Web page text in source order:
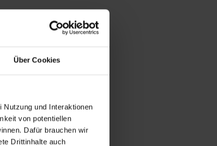
Über Cookies
Nutzung und Interaktionen
von potentiellen
Dafür brauchen wir
Drittinhalte auch